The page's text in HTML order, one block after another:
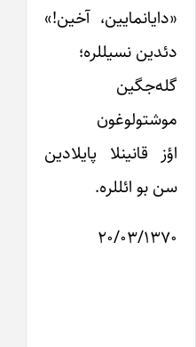
«دایانمایین، آخین!»
دئدین نسیللره؛
گله‌جگین
موشتولوغون
اؤز قانینلا پایلادین
سن بو ائللره.
۲۰/۰۳/۱۳۷۰